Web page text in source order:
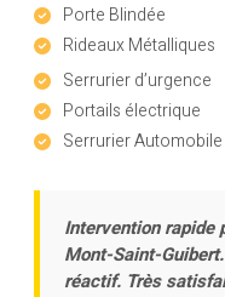
Porte Blindée
Rideaux Métalliques
Serrurier d’urgence
Portails électrique
Serrurier Automobile
Intervention rapide
Mont-Saint-
réactif. Très